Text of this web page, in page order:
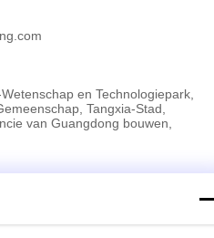
en Technologiepark,
Tangxia-Stad,
van Guangdong bouwen,
neodymiummagneten